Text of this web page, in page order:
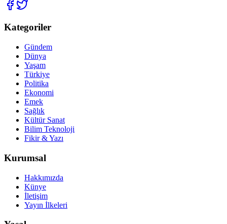
Kategoriler
Gündem
Dünya
Yaşam
Türkiye
Politika
Ekonomi
Emek
Sağlık
Kültür Sanat
Bilim Teknoloji
Fikir & Yazı
Kurumsal
Hakkımızda
Künye
İletişim
Yayın İlkeleri